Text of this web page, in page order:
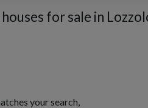
for sale in
your search,